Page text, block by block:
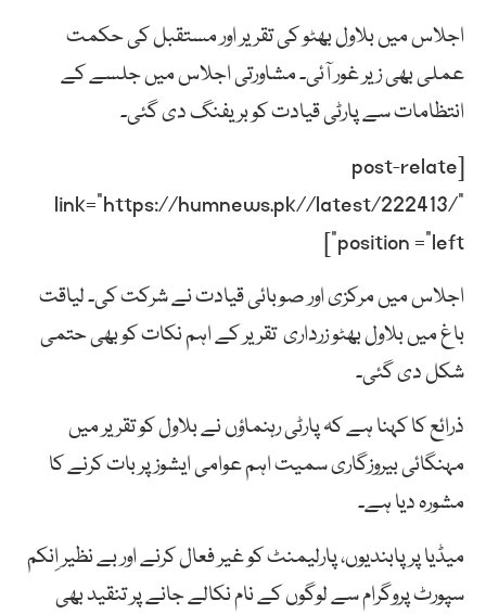
اجلاس میں بلاول بھٹو کی تقریر اور مستقبل کی حکمت
عملی بھی زیر غور آئی۔ مشاورتی اجلاس میں جلسے کے
انتظامات سے پارٹی قیادت کو بریفنگ دی گئی۔
[post-relate
link=”https://humnews.pk//latest/222413/”
position =”left”]
اجلاس میں مرکزی اور صوبائی قیادت نے شرکت کی۔ لیاقت
باغ میں بلاول بھٹو زرداری تقریر کے اہم نکات کو بھی حتمی
شکل دی گئی۔
ذرائع کا کہنا ہے کہ پارٹی رہنماؤں نے بلاول کو تقریر میں
مہنگائی بیروزگاری سمیت اہم عوامی ایشوز پر بات کرنے کا
مشورہ دیا ہے۔
میڈیا پر پابندیوں، پارلیمنٹ کو غیر فعال کرنے اور بے نظیر اِنکم
سپورٹ پروگرام سے لوگوں کے نام نکالے جانے پر تنقید بھی